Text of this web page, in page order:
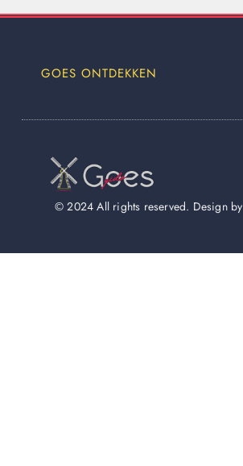
GOES ONTDEKKEN
© 2024 All rights reserved. Design by